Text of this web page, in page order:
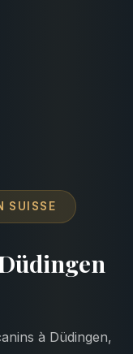
SUISSE
à Düdingen,